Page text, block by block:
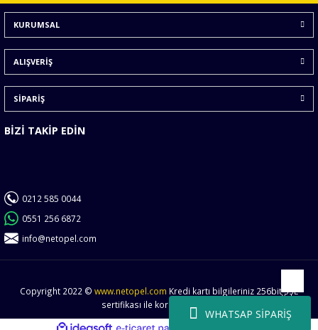
WHATSAP SİPARİŞ
Ürün bilgilerinde hatalar bulunuyor.
Ürün fiyatı diğer sitelerden daha pahalı.
Bu ürüne benzer farklı alternatifler olmalı.
KURUMSAL
ALIŞVERİŞ
SİPARİŞ
BİZİ TAKİP EDİN
0212 585 0044
0551 256 6872
info@netopel.com
Copyright 2022 © www.netopel.com Kredi kartı bilgileriniz 256bit SSL
sertifikası ile korunmaktadır.
Yukarı
ideasoft